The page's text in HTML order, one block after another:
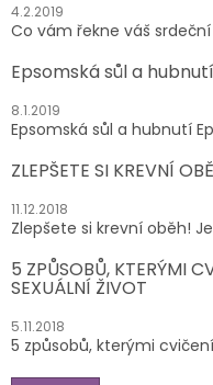
4.2.2019
Co vám řekne váš
Epsomská sůl a hubnutí
8.1.2019
Epsomská sůl a hubnutí
ZLEPŠETE SI KREVNÍ
11.12.2018
Zlepšete si krevní oběh!
5 ZPŮSOBŮ, KTERÝMI
SEXUÁLNÍ ŽIVOT
5.11.2018
5 způsobů, kterými